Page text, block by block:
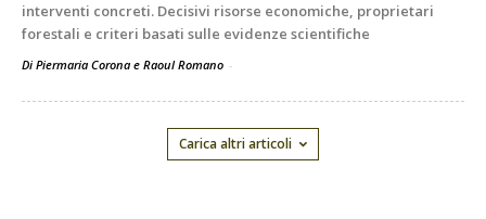
interventi concreti. Decisivi risorse economiche, proprietari
forestali e criteri basati sulle evidenze scientifiche
Di Piermaria Corona e Raoul Romano -
Carica altri articoli